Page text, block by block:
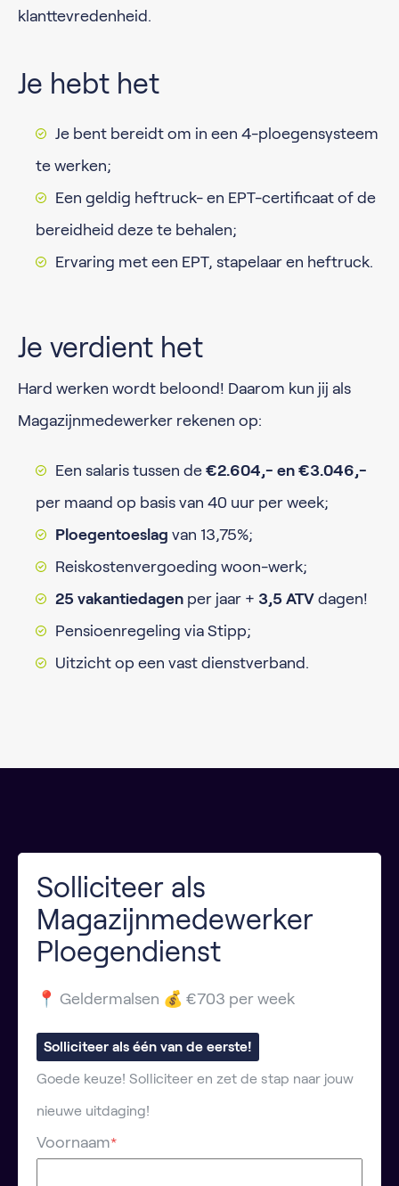
klanttevredenheid.
Je hebt het
Je bent bereidt om in een 4-ploegensysteem
te werken;
Een geldig heftruck- en EPT-certificaat of de
bereidheid deze te behalen;
Ervaring met een EPT, stapelaar en heftruck.
Je verdient het
Hard werken wordt beloond! Daarom kun jij als
Magazijnmedewerker rekenen op:
Een salaris tussen de €2.604,- en €3.046,-
per maand op basis van 40 uur per week;
Ploegentoeslag van 13,75%;
Reiskostenvergoeding woon-werk;
25 vakantiedagen per jaar + 3,5 ATV dagen!
Pensioenregeling via Stipp;
Uitzicht op een vast dienstverband.
Solliciteer als
Magazijnmedewerker
Ploegendienst
📍 Geldermalsen 💰 €703 per week
Solliciteer als één van de eerste!
Goede keuze! Solliciteer en zet de stap naar jouw
nieuwe uitdaging!
Voornaam*